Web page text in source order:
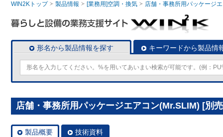
WIN2Kトップ 製品情報 [業務用]空調・換気 店舗・事務所用パッケージ
形名から製品情報を探す キーワードから製品情
店舗・事務所用パッケージエアコン(Mr.SLIM) [別
製品概要 技術資料